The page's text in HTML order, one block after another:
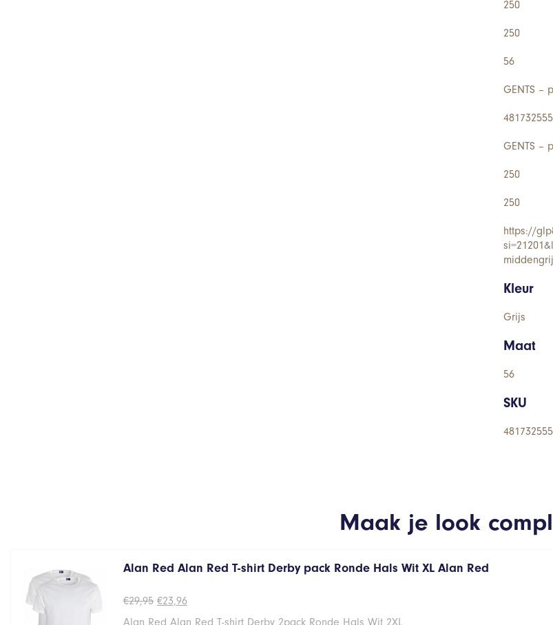
250
250
56
GENTS –
GENTS –
250
250
https://
Kleur
Grijs
Maat
56
SKU
Maak je look
Alan Red Alan Red T-shirt Derby pack Ronde Hals Wit XL Alan Red
€29,95 Oorspronkelijke
was:
€23,96Huidige
is:
Alan Red Alan Red T-shirt Derby 2pack Ronde Hals Wit 2XL